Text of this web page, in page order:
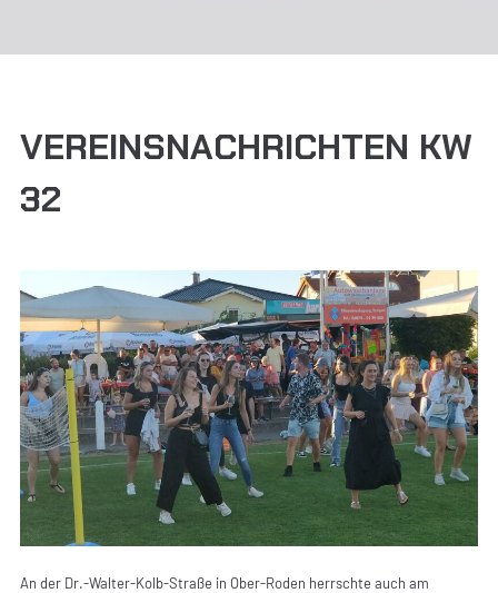
VEREINSNACHRICHTEN KW
32
An der Dr.-Walter-Kolb-Straße in Ober-Roden herrschte auch am